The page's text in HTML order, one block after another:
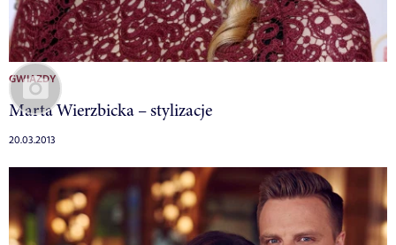
GWIAZDY
Marta Wierzbicka – stylizacje
20.03.2013